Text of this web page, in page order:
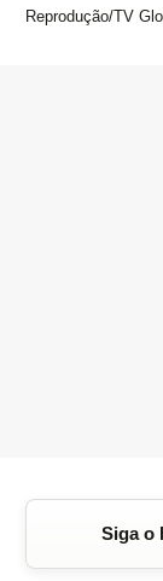
Reprodução/TV
Siga o